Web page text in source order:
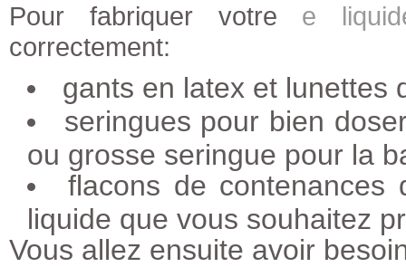
Pour fabriquer votre e
correctement:
gants en latex et lunettes
seringues pour bien
ou grosse seringue pour la
flacons de contenances
liquide que vous souhaitez
Vous allez ensuite avoir